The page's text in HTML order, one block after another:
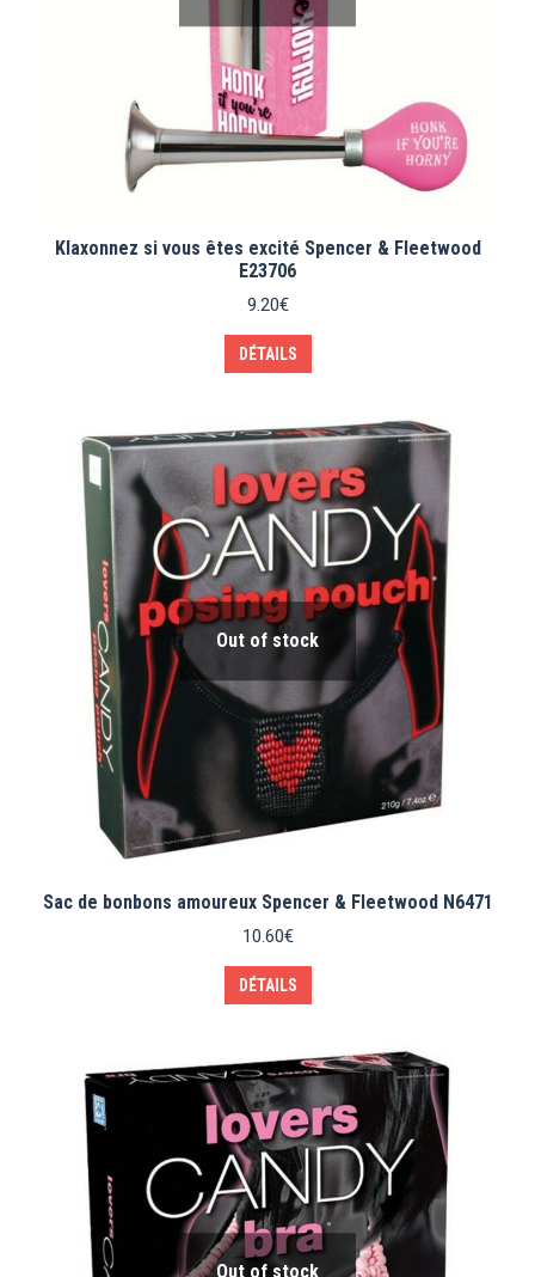
Klaxonnez si vous êtes excité Spencer & Fleetwood
E23706
9.20€
DÉTAILS
Out of stock
Sac de bonbons amoureux Spencer & Fleetwood N6471
10.60€
DÉTAILS
Out of stock